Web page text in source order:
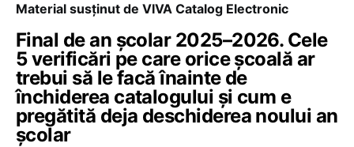
Material susținut de VIVA Catalog Electronic
Final de an școlar 2025–2026. Cele
5 verificări pe care orice școală ar
trebui să le facă înainte de
închiderea catalogului și cum e
pregătită deja deschiderea noului an
școlar